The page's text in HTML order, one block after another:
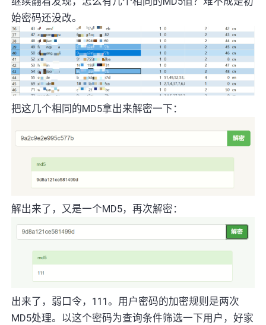
始密码还没改。
把这几个相同的MD5拿出来解密一下：
解出来了，又是一个MD5，再次解密：
出来了，弱口令，111。用户密码的加密规则是两次
MD5处理。以这个密码为查询条件筛选一下用户，好家